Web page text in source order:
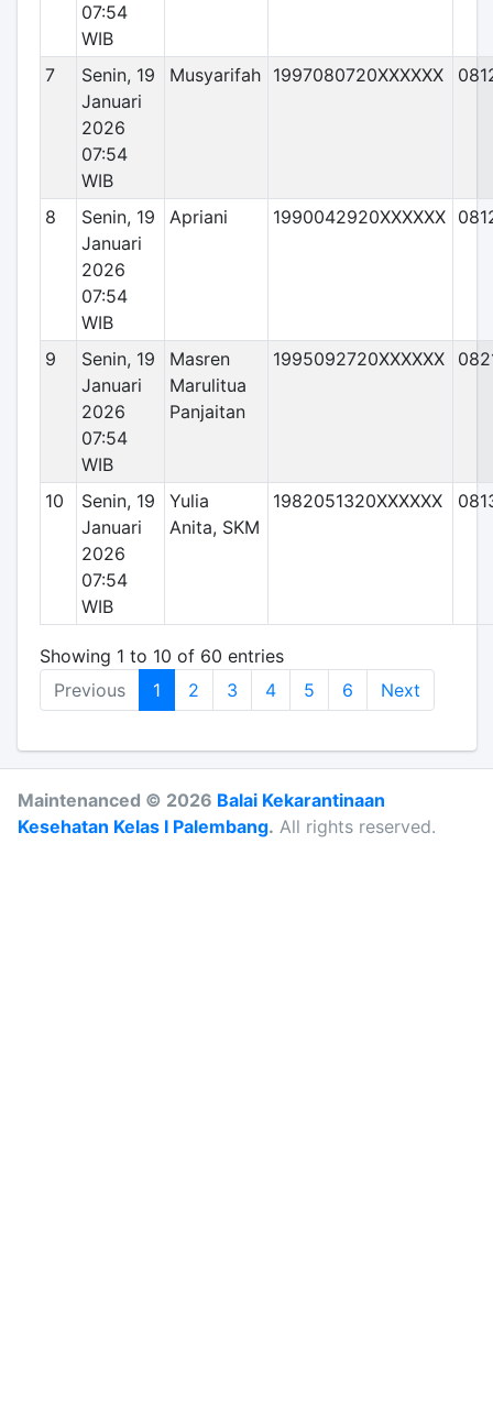
07:54
WIB
7
Senin, 19
Januari
2026
07:54
WIB
Musyarifah 1997080720XXXXXX
8
Senin, 19
Januari
2026
07:54
WIB
Apriani 1990042920XXXXXX
9
Senin, 19
Januari
2026
07:54
WIB
Masren
Marulitua
Panjaitan
1995092720XXXXXX
10
Senin, 19
Januari
2026
07:54
WIB
Yulia
Anita, SKM
1982051320XXXXXX
Showing 1 to 10 of 60 entries
Previous
1 2 3 4 5 6 Next
Maintenanced © 2026 Balai Kekarantinaan
Kesehatan Kelas I Palembang. All rights reserved.